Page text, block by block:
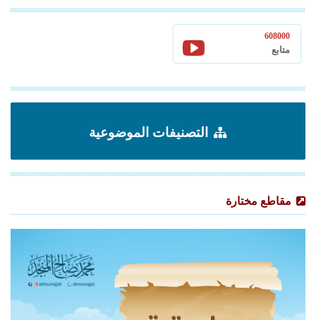
608000
متابع
التصنيفات الموضوعية
مقاطع مختارة